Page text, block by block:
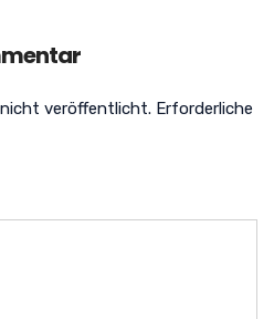
nicht veröffentlicht. Erforderliche